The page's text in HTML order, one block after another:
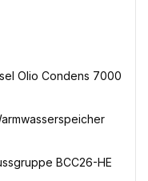
Olio Condens 7000
BCC26-HE